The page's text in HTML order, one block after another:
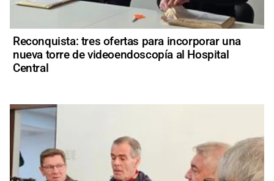
Reconquista: tres ofertas para incorporar una
nueva torre de videoendoscopía al Hospital
Central